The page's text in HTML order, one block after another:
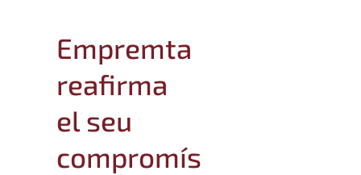
Empremta
reafirma
el seu
compromís